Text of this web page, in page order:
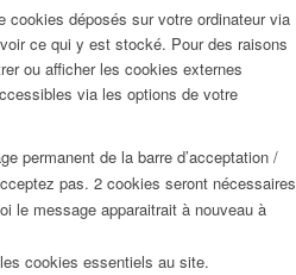
cookies déposés sur votre ordinateur via
ce qui y est stocké. Pour des raisons
ou afficher les cookies externes
via les options de votre
permanent de la barre d’acceptation /
pas. 2 cookies seront nécessaires
le message apparaitrait à nouveau à
cookies essentiels au site.